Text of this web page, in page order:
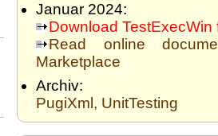
Januar 2024:
Download
Read online
Marketplace
Archiv:
PugiXml, UnitTesting